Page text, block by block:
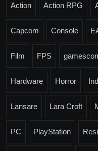
Action Action RPG
Capcom Console
Film FPS
Hardware Horror
Lansare Lara Croft
PC PlayStation